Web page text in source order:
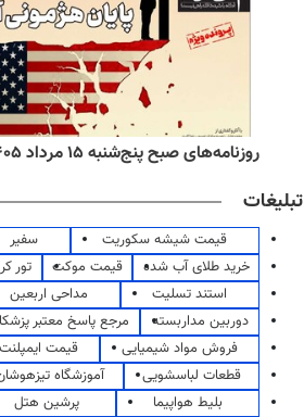
روزنامه‌های صبح پنج‌شنبه ۱۵ مرداد ۱۴۰۵
تبلیغات
قیمت شیشه سکوریت
سفیر
خرید طلای آب شده
قیمت موکت
تور
استند تسلیت
مداحی اربعین
دوربین مداربسته
مرجع پاسخ معتبر
فروش مواد شیمیایی
قیمت ایمپلنت
قطعات لباسشویی
آموزشگاه
بلیط هواپیما
پرشین هتل